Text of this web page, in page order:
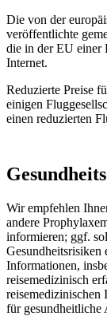
Die von der
veröffentlichte
die in der EU einer
Internet.
Reduzierte Preise
einigen
einen reduzierten
Wir empfehlen
andere
informieren; ggf.
Gesundheitsrisiken
Informationen,
reisemedizinisch
reisemedizinischen
für gesundheitliche